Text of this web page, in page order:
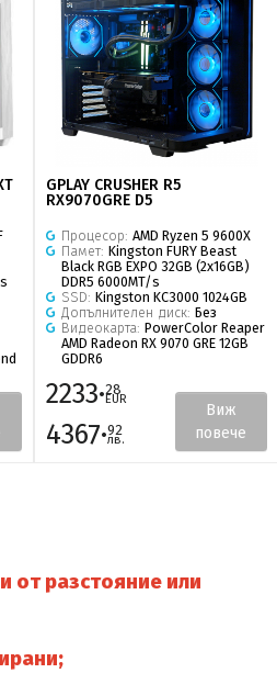
GPLAY CRUSHER R5
RX9070GRE D5
Процесор: AMD Ryzen 5 9600X
Памет: Kingston FURY Beast
Black RGB EXPO 32GB (2x16GB)
DDR5 6000MT/s
SSD: Kingston KC3000 1024GB
Допълнителен диск: Без
Видеокарта: PowerColor Reaper
AMD Radeon RX 9070 GRE 12GB
GDDR6
2233·28
EUR
4367·92
лв.
Виж
повече
от разстояние или